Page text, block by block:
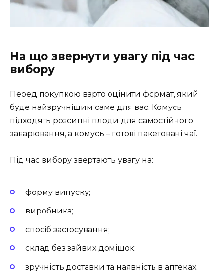
На що звернути увагу під час
вибору
Перед покупкою варто оцінити формат, який
буде найзручнішим саме для вас. Комусь
підходять розсипні плоди для самостійного
заварювання, а комусь – готові пакетовані чаї.
Під час вибору звертають увагу на:
форму випуску;
виробника;
спосіб застосування;
склад без зайвих домішок;
зручність доставки та наявність в аптеках.